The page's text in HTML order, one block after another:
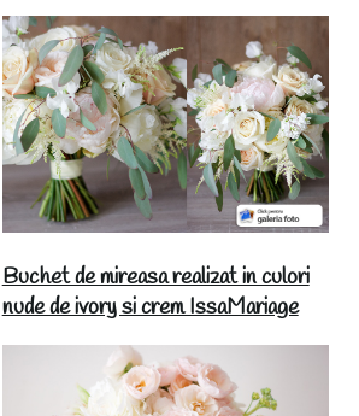
Buchet de mireasa realizat in culori
nude de ivory si crem IssaMariage